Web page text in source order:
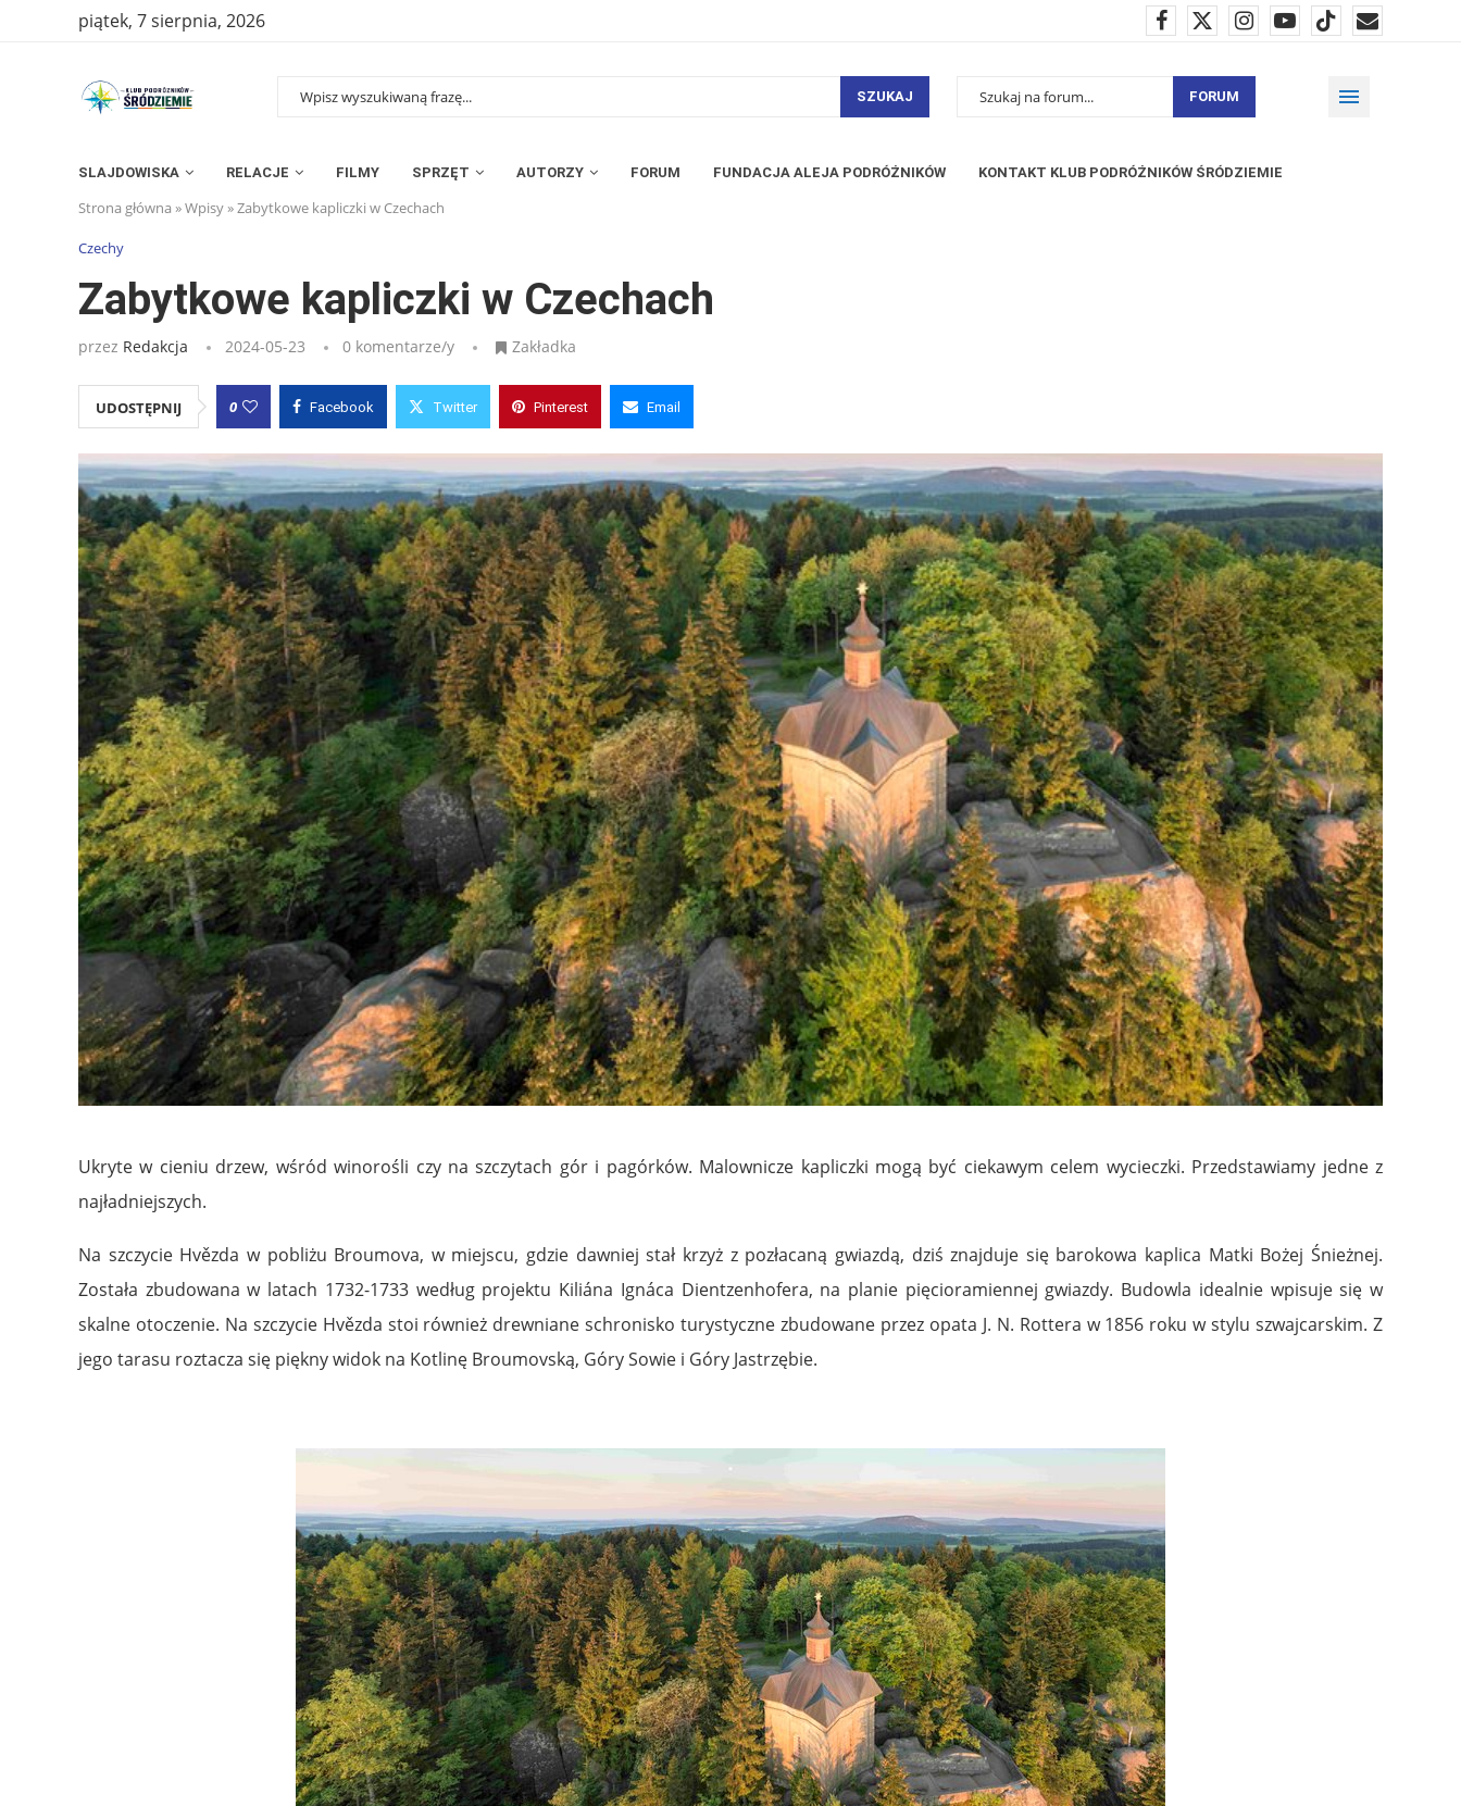
piątek, 7 sierpnia, 2026
SZUKAJ FORUM
SLAJDOWISKA RELACJE FILMY SPRZĘT AUTORZY FORUM FUNDACJA ALEJA PODRÓŻNIKÓW KONTAKT KLUB PODRÓŻNIKÓW ŚRÓDZIEMIE
Strona główna »Wpisy»Zabytkowe kapliczki w Czechach
Czechy
Zabytkowe kapliczki w Czechach
przez Redakcja 2024-05-23 0 komentarze/y Zakładka
UDOSTĘPNIJ 0 Facebook Twitter Pinterest Email
Ukryte w cieniu drzew, wśród winorośli czy na szczytach gór i pagórków. Malownicze kapliczki mogą być ciekawym celem wycieczki. Przedstawiamy jedne z
najładniejszych.
Na szczycie Hvězda w pobliżu Broumova, w miejscu, gdzie dawniej stał krzyż z pozłacaną gwiazdą, dziś znajduje się barokowa kaplica Matki Bożej Śnieżnej.
Została zbudowana w latach 1732-1733 według projektu Kiliána Ignáca Dientzenhofera, na planie pięcioramiennej gwiazdy. Budowla idealnie wpisuje się w
skalne otoczenie. Na szczycie Hvězda stoi również drewniane schronisko turystyczne zbudowane przez opata J. N. Rottera w 1856 roku w stylu szwajcarskim. Z
jego tarasu roztacza się piękny widok na Kotlinę Broumovską, Góry Sowie i Góry Jastrzębie.